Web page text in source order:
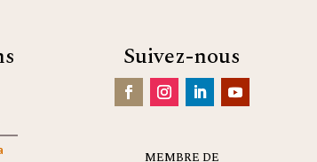
Suivez-nous
MEMBRE DE